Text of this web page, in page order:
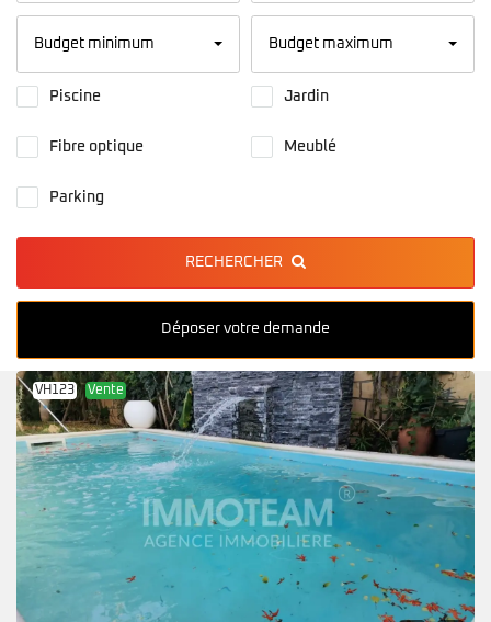
Budget minimum Budget maximum
Piscine Jardin
Fibre optique Meublé
Parking
RECHERCHER
Déposer votre demande
VH123 Vente